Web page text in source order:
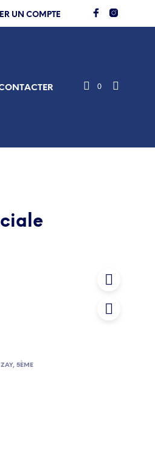
UN COMPTE
0
,5ÈME